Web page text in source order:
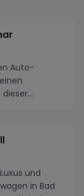
Auto-
und
in Bad